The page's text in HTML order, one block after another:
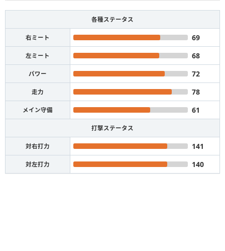
各種ステータス
右ミート 69
左ミート 68
パワー 72
走力 78
メイン守備 61
打撃ステータス
対右打力 141
対左打力 140